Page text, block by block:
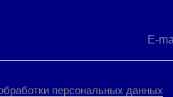
персональных данных